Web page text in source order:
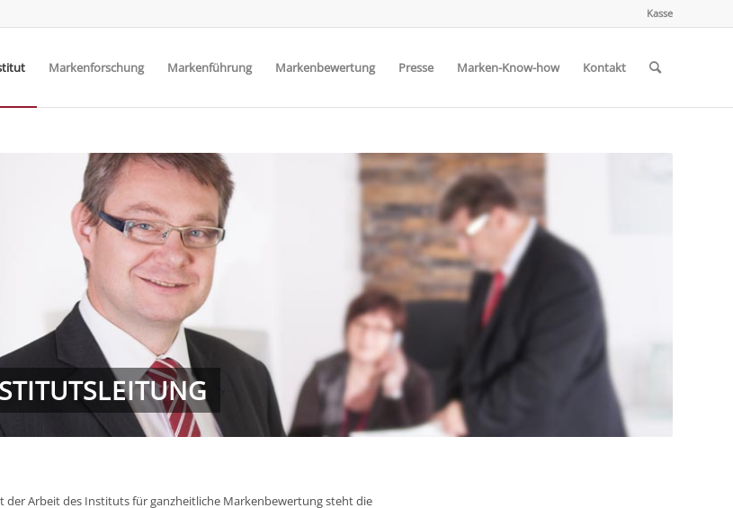
Kasse
Markenforschung Markenführung Markenbewertung Presse Marken-Know-how Kontakt
der Arbeit des Instituts für ganzheitliche Markenbewertung steht die